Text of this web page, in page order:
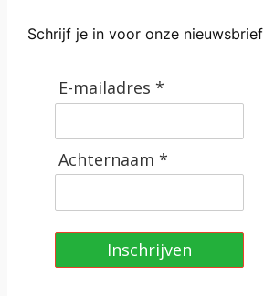
Schrijf je in voor onze nieuwsbrief
E-mailadres *
Achternaam *
Inschrijven